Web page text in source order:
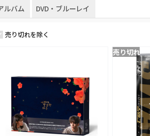
ルバム
DVD・ブルーレイ
売り切れを除く
売り切れ